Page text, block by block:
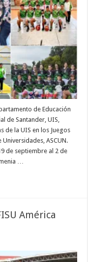
de Educación
de Santander, UIS,
de la UIS en los Juegos
ASCUN.
de septiembre al 2 de
…
América